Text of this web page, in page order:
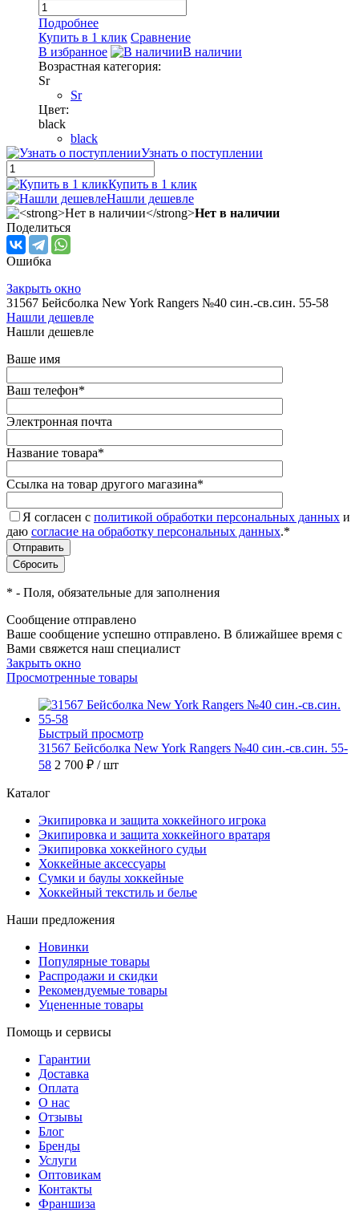
Подробнее
Купить в 1 клик Сравнение
В избранное
В наличии
Возрастная категория:
Sr
Sr
Цвет:
black
black
Узнать о поступлении
Купить в 1 клик
Нашли дешевле
Нет в наличии
Поделиться
Ошибка
Закрыть окно
31567 Бейсболка New York Rangers №40 син.-св.син. 55-58
Нашли дешевле
Нашли дешевле
Ваше имя
Ваш телефон*
Электронная почта
Название товара*
Ссылка на товар другого магазина*
Я согласен с политикой обработки персональных данных и
даю согласие на обработку персональных данных.*
* - Поля, обязательные для заполнения
Сообщение отправлено
Ваше сообщение успешно отправлено. В ближайшее время с
Вами свяжется наш специалист
Закрыть окно
Просмотренные товары
Быстрый просмотр
31567 Бейсболка New York Rangers №40 син.-св.син. 55-
58 2 700 ₽ / шт
Каталог
Экипировка и защита хоккейного игрока
Экипировка и защита хоккейного вратаря
Экипировка хоккейного судьи
Хоккейные аксессуары
Сумки и баулы хоккейные
Хоккейный текстиль и белье
Наши предложения
Новинки
Популярные товары
Распродажи и скидки
Рекомендуемые товары
Уцененные товары
Помощь и сервисы
Гарантии
Доставка
Оплата
О нас
Отзывы
Блог
Бренды
Услуги
Оптовикам
Контакты
Франшиза